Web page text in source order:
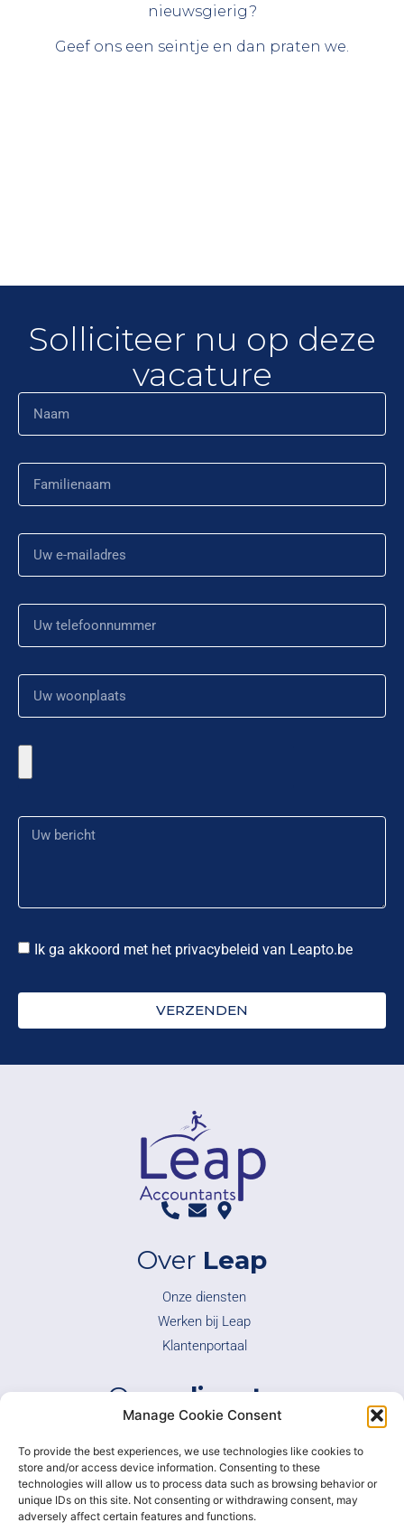
Manage Cookie Consent
To provide the best experiences, we use technologies like cookies to
store and/or access device information. Consenting to these
technologies will allow us to process data such as browsing behavior or
unique IDs on this site. Not consenting or withdrawing consent, may
adversely affect certain features and functions.
nieuwsgierig?
Geef ons een seintje en dan praten we.
Solliciteer nu op deze
vacature
Ik ga akkoord met het privacybeleid van Leapto.be
VERZENDEN
Over Leap
Onze diensten
Werken bij Leap
Klantenportaal
Onzediensten
Fiscaliteit
Overnames
Bedrijfsadvies